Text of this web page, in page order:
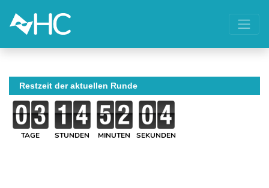
Restzeit der aktuellen Runde
TAGE STUNDEN MINUTEN SEKUNDEN